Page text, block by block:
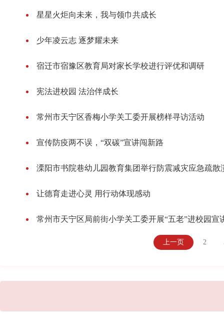
星星火炬向未来，我与领巾共成长
少年凌云志 逐梦耀未来
宿迁市宿豫区教育局对家长学校进行评优和调研
宪法进校园 法治伴成长
常州市天宁区香梅小学关工委开展榜样寻访活动
宣传防疫两不误，“双碳”宣讲闯新路
溧阳市书院巷幼儿园教育集团举行防震减灾应急疏散
让德育走进心灵 用行动体现感动
常州市天宁区局前街小学关工委开展“五老”进校园宣
上一页 2